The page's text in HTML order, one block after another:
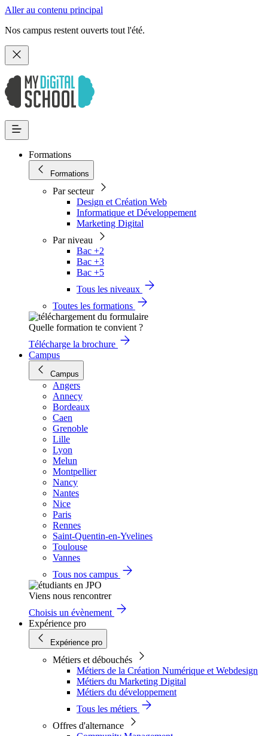
Aller au contenu principal
Nos campus restent ouverts tout l'été.
Formations
Formations
Par secteur
Design et Création Web
Informatique et Développement
Marketing Digital
Par niveau
Bac +2
Bac +3
Bac +5
Tous les niveaux
Toutes les formations
Quelle formation te convient ?
Télécharge la brochure
Campus
Campus
Angers
Annecy
Bordeaux
Caen
Grenoble
Lille
Lyon
Melun
Montpellier
Nancy
Nantes
Nice
Paris
Rennes
Saint-Quentin-en-Yvelines
Toulouse
Vannes
Tous nos campus
Viens nous rencontrer
Choisis un évènement
Expérience pro
Expérience pro
Métiers et débouchés
Métiers de la Création Numérique et Webdesign
Métiers du Marketing Digital
Métiers du développement
Tous les métiers
Offres d'alternance